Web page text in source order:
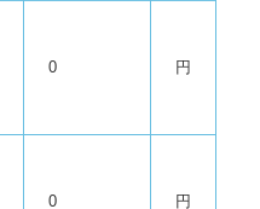
0 円
0 円